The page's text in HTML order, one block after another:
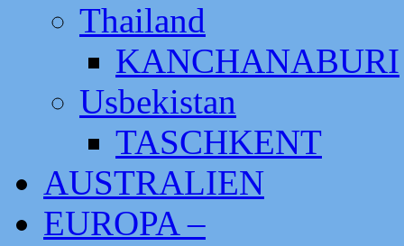
Thailand
KANCHANABURI
Usbekistan
TASCHKENT
AUSTRALIEN
EUROPA –